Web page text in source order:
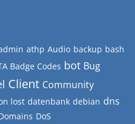
athp Audio backup bash
Badge Codes bot Bug
Client Community
lost datenbank debian dns
DoS